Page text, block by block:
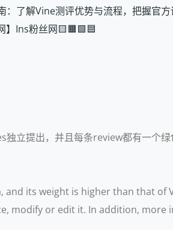
了解Vine测评优势与流程，把握官
Ins粉丝网🟨🟧🟩🟦
立提出，并且每条review都有一个
its weight is higher than that of
modify or edit it. In addition,